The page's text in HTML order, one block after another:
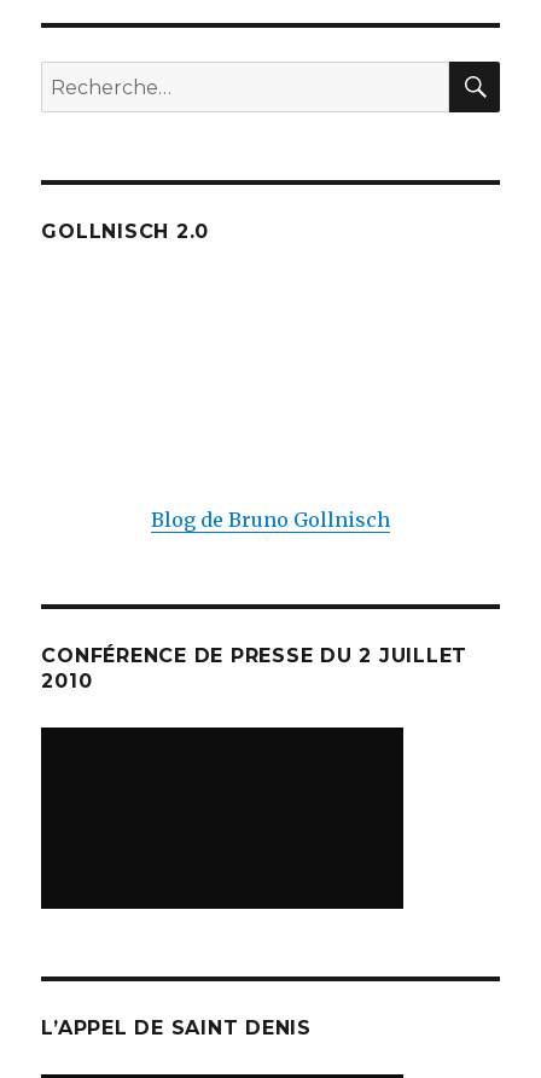
Recherche
pour :
GOLLNISCH 2.0
Blog de Bruno Gollnisch
CONFÉRENCE DE PRESSE DU 2 JUILLET
2010
L’APPEL DE SAINT DENIS